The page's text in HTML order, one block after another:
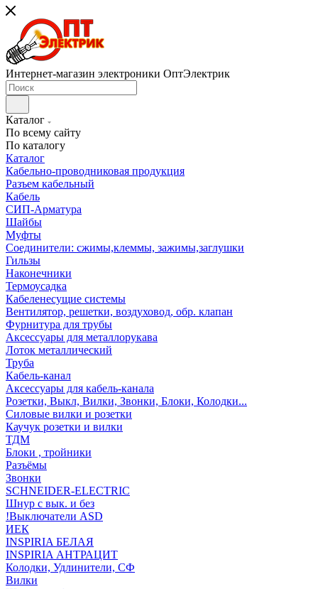
Интернет-магазин электроники ОптЭлектрик
Каталог
По всему сайту
По каталогу
Каталог
Кабельно-проводниковая продукция
Разъем кабельный
Кабель
СИП-Арматура
Шайбы
Муфты
Соединители: сжимы,клеммы, зажимы,заглушки
Гильзы
Наконечники
Термоусадка
Кабеленесущие системы
Вентилятор, решетки, воздуховод, обр. клапан
Фурнитура для трубы
Аксессуары для металлорукава
Лоток металлический
Труба
Кабель-канал
Аксессуары для кабель-канала
Розетки, Выкл, Вилки, Звонки, Блоки, Колодки...
Силовые вилки и розетки
Каучук розетки и вилки
ТДМ
Блоки , тройники
Разъёмы
Звонки
SCHNEIDER-ELECTRIC
Шнур с вык. и без
!Выключатели ASD
ИЕК
INSPIRIA БЕЛАЯ
INSPIRIA АНТРАЦИТ
Колодки, Удлинители, СФ
Вилки